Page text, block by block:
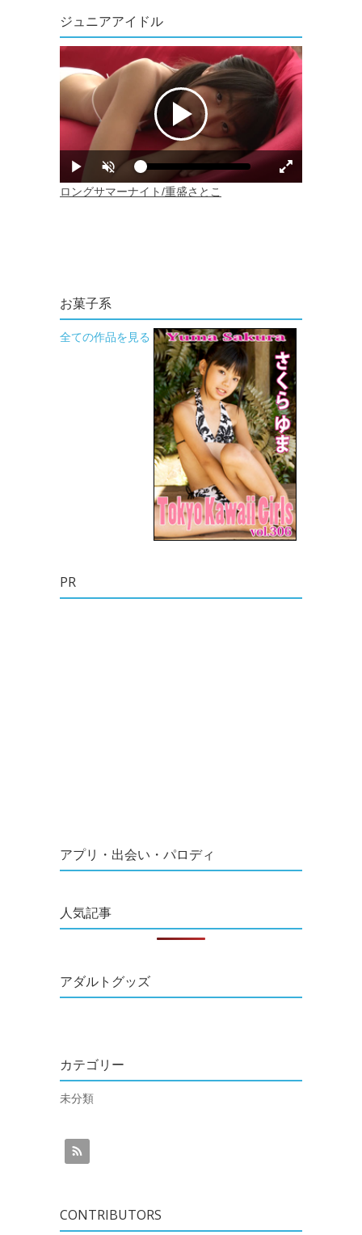
ジュニアアイドル
お菓子系
全ての作品を見る
PR
アプリ・出会い・パロディ
人気記事
アダルトグッズ
カテゴリー
未分類
CONTRIBUTORS